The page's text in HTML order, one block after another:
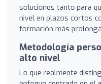
soluciones tanto para
nivel en plazos cortos
formación más
Metodología
alto nivel
Lo que realmente